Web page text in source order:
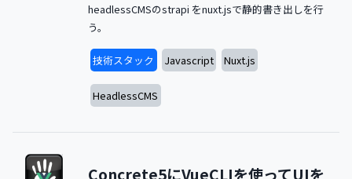
headlessCMSのstrapi をnuxt.jsで静的書き出しを行
う。
技術スタック Javascript Nuxt.js
HeadlessCMS
Concrete5にVueCLIを使ってUIを